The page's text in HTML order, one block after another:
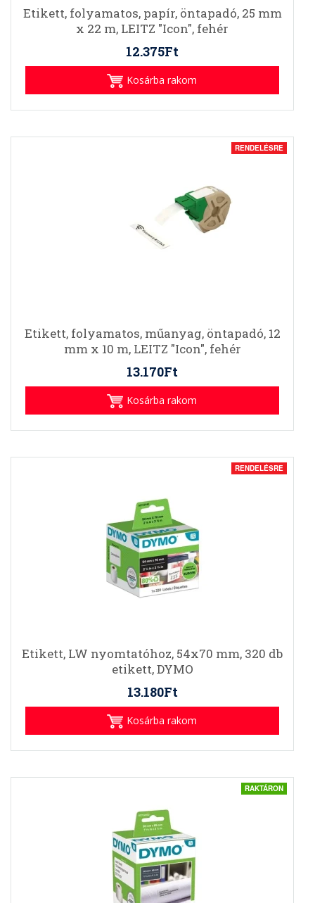
Etikett, folyamatos, papír, öntapadó, 25 mm
x 22 m, LEITZ "Icon", fehér
12.375Ft
Kosárba rakom
RENDELÉSRE
Etikett, folyamatos, műanyag, öntapadó, 12
mm x 10 m, LEITZ "Icon", fehér
13.170Ft
Kosárba rakom
RENDELÉSRE
Etikett, LW nyomtatóhoz, 54x70 mm, 320 db
etikett, DYMO
13.180Ft
Kosárba rakom
RAKTÁRON